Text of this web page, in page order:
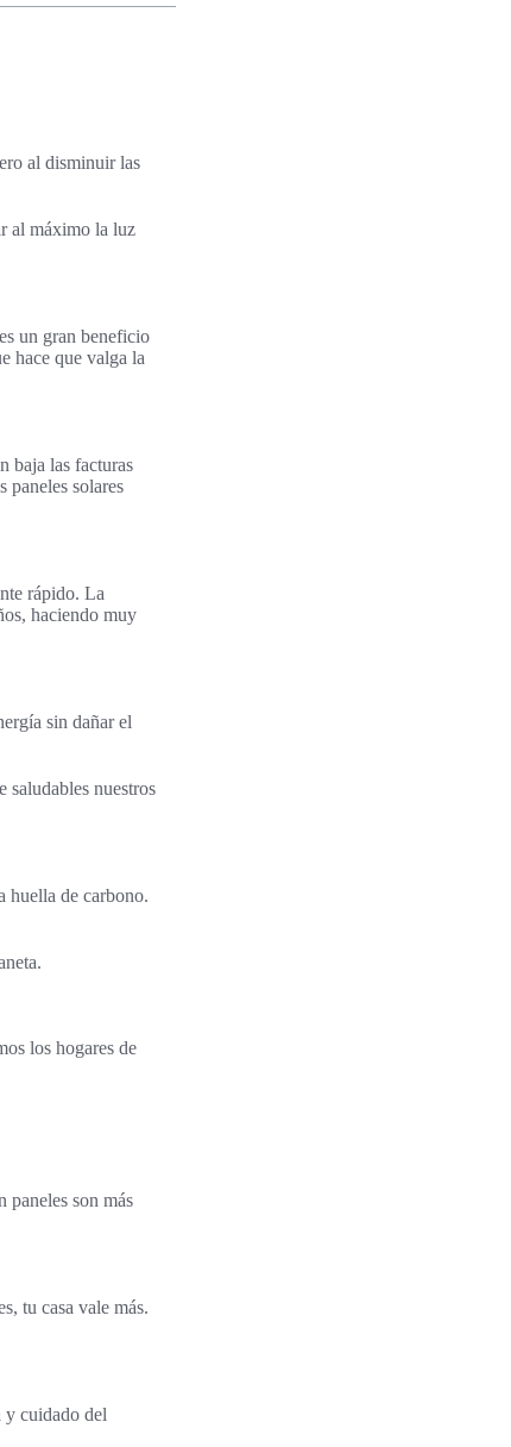
al disminuir las
al máximo la luz
es un gran beneficio
hace que valga la
baja las facturas
paneles solares
rápido. La
haciendo muy
sin dañar el
saludables nuestros
huella de carbono.
los hogares de
paneles son más
tu casa vale más.
y cuidado del